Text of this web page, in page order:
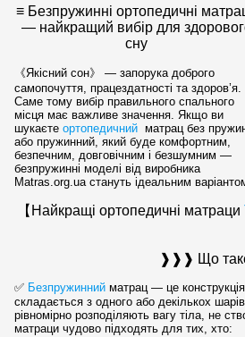
≡ Безпружинні ортопедичні
— найкращий вибір для
сну
《Якісний сон》 — запорука доброго
самопочуття, працездатності та здоров’я.
Саме тому вибір правильного спального
місця має важливе значення. Якщо ви
шукаєте ортопедичний матрац без
або пружинний, який буде комфортним,
безпечним, довговічним і безшумним —
безпружинні моделі від виробника
Matras.org.ua стануть ідеальним
【Найкращі ортопедичні матраци
❱❱❱ Що
✅ Безпружинний матрац — це
складається з одного або декількох
рівномірно розподіляють вагу тіла, не
матраци чудово підходять для тих, хто: